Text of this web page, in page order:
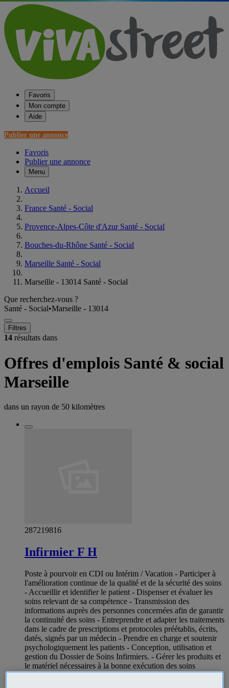
Favoris
Mon compte
Aide
Publier une annonce
Favoris
Publier une annonce
Menu
Accueil
France Santé - Social
Provence-Alpes-Côte d'Azur Santé - Social
Bouches-du-Rhône Santé - Social
Marseille Santé - Social
Marseille - 13014 Santé - Social
Que recherchez-vous ?
Santé - Social•Marseille - 13014
Filtres
14 résultats dans
Offres d'emplois Santé & social
Marseille
dans un rayon de 50 kilomètres
287219816
Infirmier F H
Poste à pourvoir en CDI ou Intérim / Vacation - Participer à
l'amélioration continue de la qualité et de la sécurité des soins
- Accueillir et identifier le patient - Dispenser et évaluer les
soins relevant de sa compétence - Transmission des
informations auprès des personnes concernées afin de garantir
la continuité des soins - Entreprendre et adapter les traitements
dans le cadre de prescriptions et protocoles préétablis, écrits,
datés, signés par un médecin - Prendre en charge et soutenir
psychologiquement les patients - Conception, utilisation et
gestion du Dossier de Soins Infirmiers. - Gérer les produits et
le matériel nécessaires à la bonne exécution des soins
infirmiers - Assurer le transfert des malades - Participer à la